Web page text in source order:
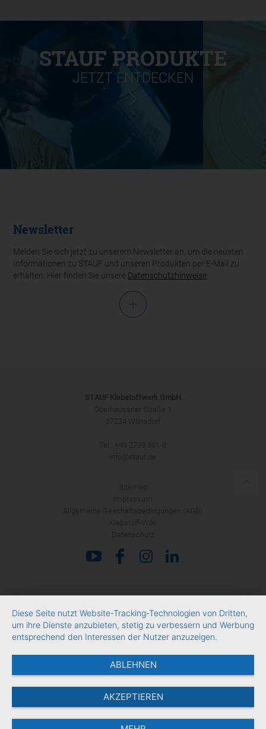
STAUF PRODUKTE
JETZT ENTDECKEN
Newsletter
Melden Sie sich jetzt zu unserem Newsletter an, um die neusten
Informationen zu STAUF und unseren Produkten per E-Mail zu
erhalten. Hier finden Sie unsere Datenschutzhinweise.
STAUF Klebstoffwerk GmbH
Oberhausener Straße 1
57234 Wilnsdorf
Tel.: +49 2739 301-0
info@stauf.de
Sitemap
Impressum
Allgemeine Geschäftsbedingungen (AGB)
Klebstoff-Wiki
Datenschutz
Diese Seite nutzt Website-Tracking-Technologien von Dritten,
um ihre Dienste anzubieten, stetig zu verbessern und Werbung
entsprechend den Interessen der Nutzer anzuzeigen.
ABLEHNEN
AKZEPTIEREN